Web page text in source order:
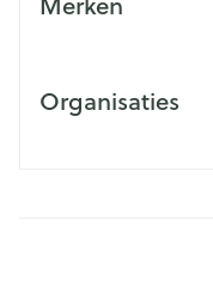
Organisaties